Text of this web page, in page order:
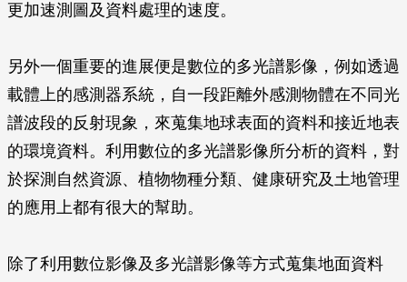
更加速測圖及資料處理的速度。
另外一個重要的進展便是數位的多光譜影像，例如透過
載體上的感測器系統，自一段距離外感測物體在不同光
譜波段的反射現象，來蒐集地球表面的資料和接近地表
的環境資料。利用數位的多光譜影像所分析的資料，對
於探測自然資源、植物物種分類、健康研究及土地管理
的應用上都有很大的幫助。
除了利用數位影像及多光譜影像等方式蒐集地面資料